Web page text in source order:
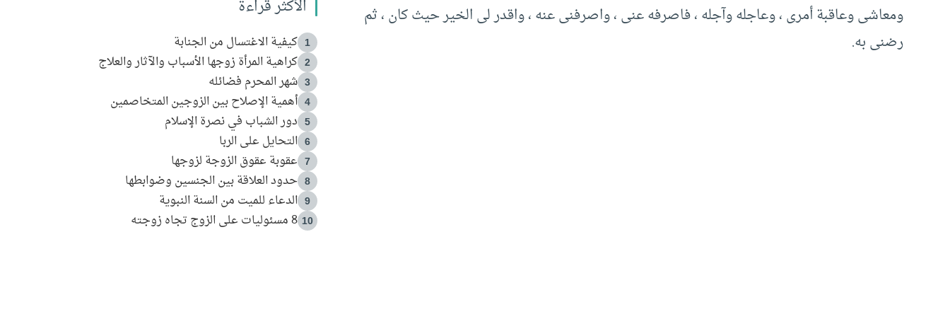
ومعاشى وعاقبة أمرى ، وعاجله وآجله ، فاصرفه عنى ، واصرفنى عنه ، واقدر لى الخير حيث كان ، ثم
رضنى به.
الأكثر قراءة
1 كيفية الاغتسال من الجنابة
2 كراهية المرأة زوجها الأسباب والآثار والعلاج
3 شهر المحرم فضائله
4 أهمية الإصلاح بين الزوجين المتخاصمين
5 دور الشباب في نصرة الإسلام
6 التحايل على الربا
7 عقوبة عقوق الزوجة لزوجها
8 حدود العلاقة بين الجنسين وضوابطها
9 الدعاء للميت من السنة النبوية
10 8 مسئوليات على الزوج تجاه زوجته